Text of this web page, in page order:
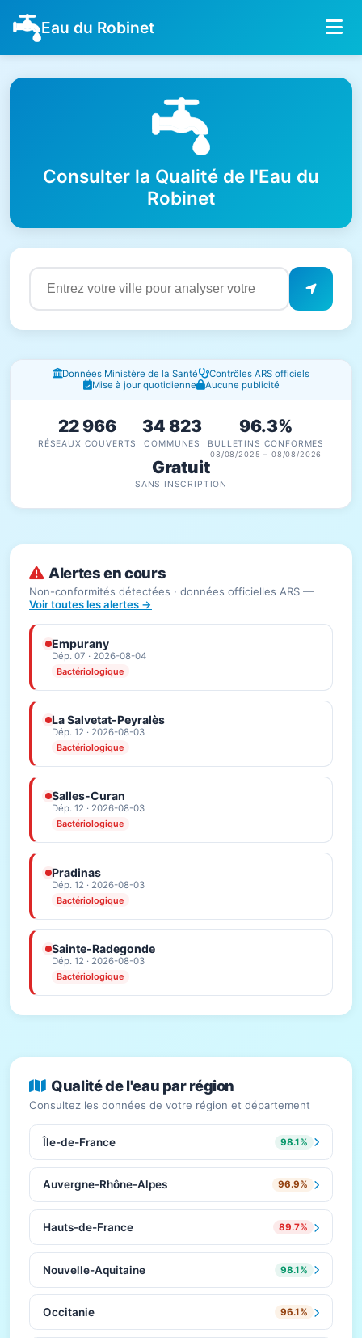
Eau du Robinet
Consulter la Qualité de l'Eau du
Robinet
Résultats de qualité de l'eau
Fenêtres d'information
Données Ministère de la Santé
Contrôles ARS officiels
Mise à jour quotidienne
Aucune publicité
22 966
RÉSEAUX COUVERTS
34 823
COMMUNES
96.3%
BULLETINS CONFORMES
08/08/2025 – 08/08/2026
Gratuit
SANS INSCRIPTION
Alertes en cours
Non-conformités détectées · données officielles ARS —
Voir toutes les alertes →
Empurany
Dép. 07 · 2026-08-04
Bactériologique
La Salvetat-Peyralès
Dép. 12 · 2026-08-03
Bactériologique
Salles-Curan
Dép. 12 · 2026-08-03
Bactériologique
Pradinas
Dép. 12 · 2026-08-03
Bactériologique
Sainte-Radegonde
Dép. 12 · 2026-08-03
Bactériologique
Qualité de l'eau par région
Consultez les données de votre région et département
Île-de-France 98.1%
Auvergne-Rhône-Alpes 96.9%
Hauts-de-France 89.7%
Nouvelle-Aquitaine 98.1%
Occitanie 96.1%